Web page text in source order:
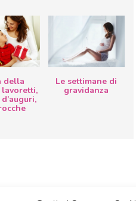
della
lavoretti,
Le settimane di
gravidanza